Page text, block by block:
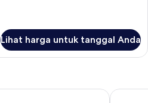
Lihat harga untuk tanggal Anda
SLS